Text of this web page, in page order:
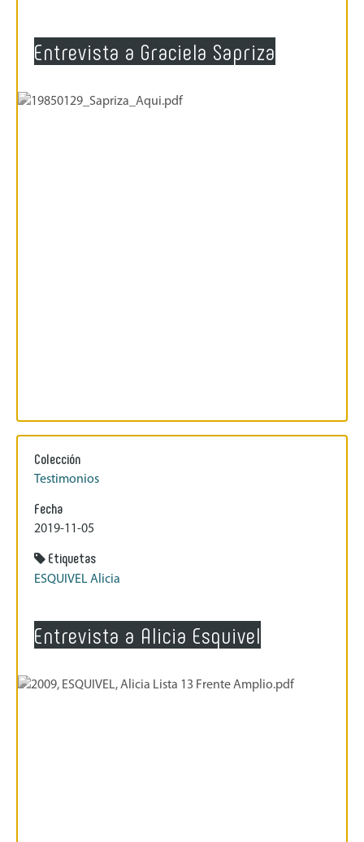
Entrevista a Graciela Sapriza
Colección
Testimonios
Fecha
2019-11-05
Etiquetas
ESQUIVEL Alicia
Entrevista a Alicia Esquivel